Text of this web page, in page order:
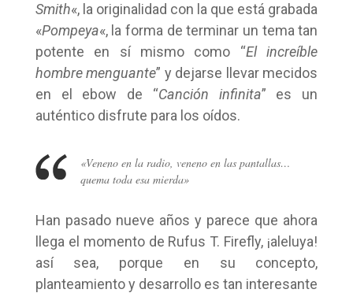
Smith«, la originalidad con la que está grabada
«Pompeya«, la forma de terminar un tema tan
potente en sí mismo como “El increíble
hombre menguante” y dejarse llevar mecidos
en el ebow de “Canción infinita” es un
auténtico disfrute para los oídos.
«Veneno en la radio, veneno en las pantallas…
quema toda esa mierda»
Han pasado nueve años y parece que ahora
llega el momento de Rufus T. Firefly, ¡aleluya!
así sea, porque en su concepto,
planteamiento y desarrollo es tan interesante